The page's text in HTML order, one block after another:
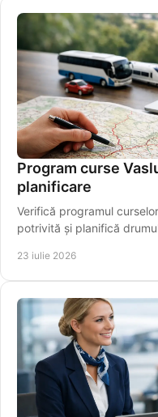
Program curse
planificare
Verifică programul
potrivită și planifică
23 iulie 2026